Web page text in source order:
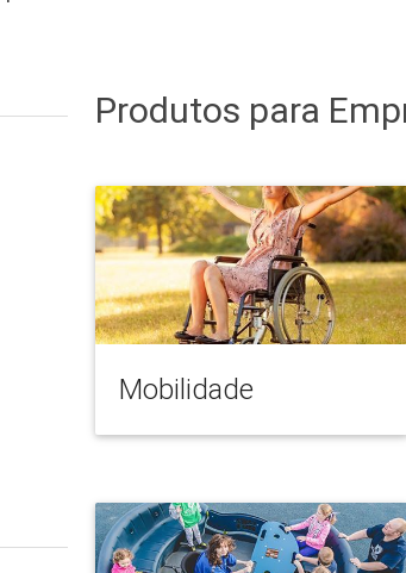
Produtos para
Mobilidade